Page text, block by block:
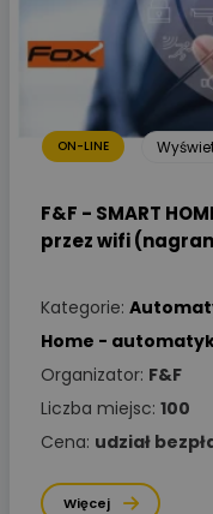
ON-LINE
F&F - SMART
przez wifi
Kategorie:
Home -
Organizator: F&F
Liczba miejsc: 100
Cena: udział
Więcej